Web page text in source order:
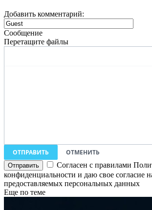
Добавить комментарий:
Сообщение
Перетащите файлы
ОТПРАВИТЬ
ОТМЕНИТЬ
Согласен с правилами
конфиденциальности и даю свое согласие
предоставляемых персональных данных
Еще по теме